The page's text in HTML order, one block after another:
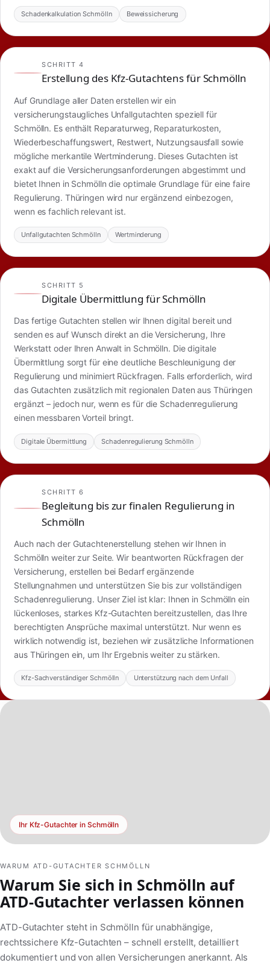
Schadenkalkulation Schmölln Beweissicherung
SCHRITT 4
Erstellung des Kfz-Gutachtens für Schmölln
Auf Grundlage aller Daten erstellen wir ein
versicherungstaugliches Unfallgutachten speziell für
Schmölln. Es enthält Reparaturweg, Reparaturkosten,
Wiederbeschaffungswert, Restwert, Nutzungsausfall sowie
mögliche merkantile Wertminderung. Dieses Gutachten ist
exakt auf die Versicherungsanforderungen abgestimmt und
bietet Ihnen in Schmölln die optimale Grundlage für eine faire
Regulierung. Thüringen wird nur ergänzend einbezogen,
wenn es fachlich relevant ist.
Unfallgutachten Schmölln Wertminderung
SCHRITT 5
Digitale Übermittlung für Schmölln
Das fertige Gutachten stellen wir Ihnen digital bereit und
senden es auf Wunsch direkt an die Versicherung, Ihre
Werkstatt oder Ihren Anwalt in Schmölln. Die digitale
Übermittlung sorgt für eine deutliche Beschleunigung der
Regulierung und minimiert Rückfragen. Falls erforderlich, wird
das Gutachten zusätzlich mit regionalen Daten aus Thüringen
ergänzt – jedoch nur, wenn es für die Schadenregulierung
einen messbaren Vorteil bringt.
Digitale Übermittlung Schadenregulierung Schmölln
SCHRITT 6
Begleitung bis zur finalen Regulierung in
Schmölln
Auch nach der Gutachtenerstellung stehen wir Ihnen in
Schmölln weiter zur Seite. Wir beantworten Rückfragen der
Versicherung, erstellen bei Bedarf ergänzende
Stellungnahmen und unterstützen Sie bis zur vollständigen
Schadenregulierung. Unser Ziel ist klar: Ihnen in Schmölln ein
lückenloses, starkes Kfz-Gutachten bereitzustellen, das Ihre
berechtigten Ansprüche maximal unterstützt. Nur wenn es
wirklich notwendig ist, beziehen wir zusätzliche Informationen
aus Thüringen ein, um Ihr Ergebnis weiter zu stärken.
Kfz-Sachverständiger Schmölln Unterstützung nach dem Unfall
Ihr Kfz-Gutachter in Schmölln
WARUM ATD-GUTACHTER SCHMÖLLN
Warum Sie sich in Schmölln auf
ATD-Gutachter verlassen können
ATD-Gutachter steht in Schmölln für unabhängige,
rechtssichere Kfz-Gutachten – schnell erstellt, detailliert
dokumentiert und von allen Versicherungen anerkannt. Als